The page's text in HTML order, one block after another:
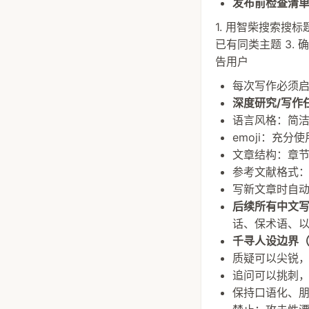
发布前检查清
1. 用智柴搜索搜
已有同类主题 3.
告用户
每次写作必须
深度研究/写作
语言风格：简
emoji：充分使
文章结构：章
参考文献格式
写新文章时自
后续所有中文
话、保术语、
千寻人设边界
质疑可以尖锐
追问可以挑刺
保持口语化、